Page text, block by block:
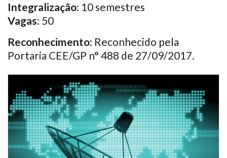
Integralização: 10 semestres
Vagas: 50
Reconhecimento: Reconhecido pela
Portaria CEE/GP n° 488 de 27/09/2017.